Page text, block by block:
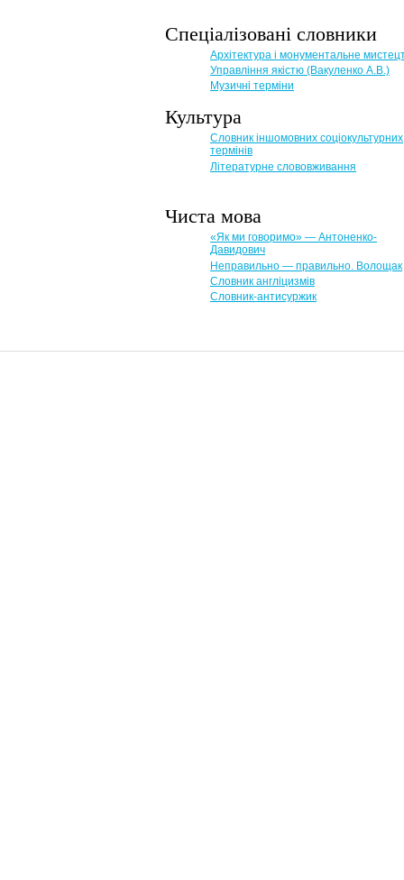
Спеціалізовані словники
Архітектура і монументальне
Управління якістю (Вакуленко А.В.)
Музичні терміни
Культура
Словник іншомовних соціокультурних
термінів
Літературне слововживання
Чиста мова
«Як ми говоримо» — Антоненко-
Давидович
Неправильно — правильно. Волощак
Словник англіцизмів
Словник-антисуржик